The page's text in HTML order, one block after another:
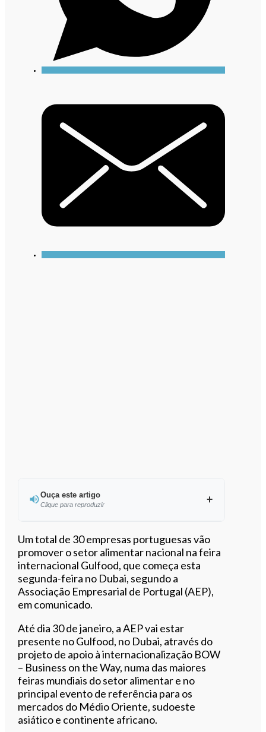
Ouça este artigo
Clique para reproduzir
Ouvir este artigo
Um total de 30 empresas portuguesas vão
promover o setor alimentar nacional na feira
internacional Gulfood, que começa esta
segunda-feira no Dubai, segundo a
Associação Empresarial de Portugal (AEP),
em comunicado.
Até dia 30 de janeiro, a AEP vai estar
presente no Gulfood, no Dubai, através do
projeto de apoio à internacionalização BOW
– Business on the Way, numa das maiores
feiras mundiais do setor alimentar e no
principal evento de referência para os
mercados do Médio Oriente, sudoeste
asiático e continente africano.